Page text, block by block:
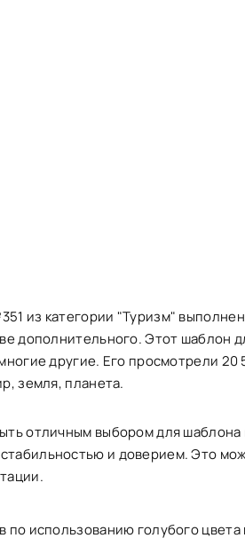
из категории "Туризм"
дополнительного. Этот
другие. Его просмотрели
земля, планета.
отличным выбором для
и доверием. Это
по использованию голубого